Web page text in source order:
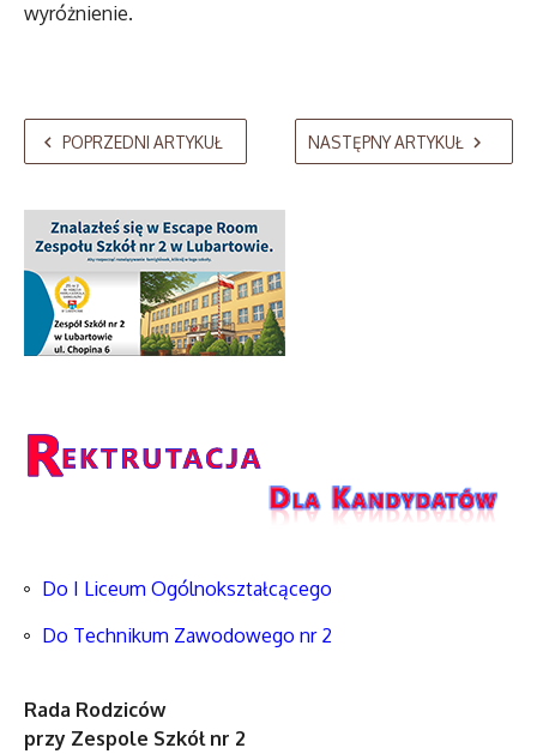
wyróżnienie.
POPRZEDNI ARTYKUŁ NASTĘPNY ARTYKUŁ
Do I Liceum Ogólnokształcącego
Do Technikum Zawodowego nr 2
Rada Rodziców
przy Zespole Szkół nr 2